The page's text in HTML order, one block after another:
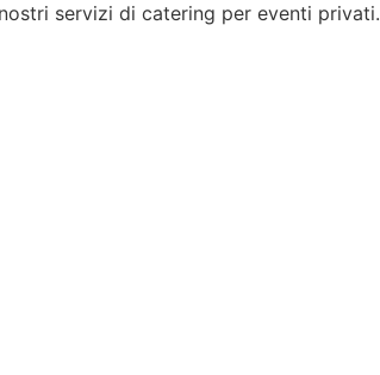
servizi di catering per eventi privati.